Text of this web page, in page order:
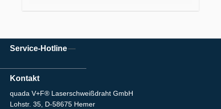
Service-Hotline
Kontakt
quada V+F® Laserschweißdraht GmbH
Lohstr. 35, D-58675 Hemer